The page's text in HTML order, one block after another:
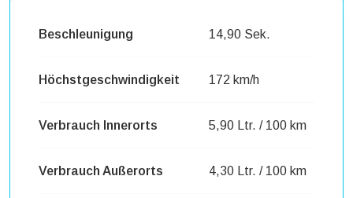
Beschleunigung 14,90 Sek.
Höchstgeschwindigkeit 172 km/h
Verbrauch Innerorts 5,90 Ltr. / 100 km
Verbrauch Außerorts 4,30 Ltr. / 100 km